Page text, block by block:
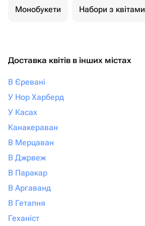
Монобукети Набори з квітами
Доставка квітів в інших містах
В Єревані
У Нор Харберд
У Касах
Канакераван
В Мерцаван
В Джрвеж
В Паракар
В Аргаванд
В Гетапня
Геханіст